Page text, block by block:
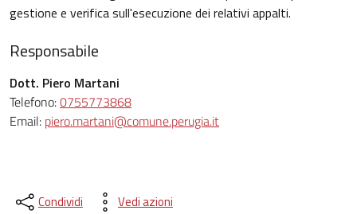
gestione e verifica sull'esecuzione dei relativi appalti.
Responsabile
Dott. Piero Martani
Telefono:0755773868
Email: piero.martani@comune.perugia.it
Condividi Vedi azioni